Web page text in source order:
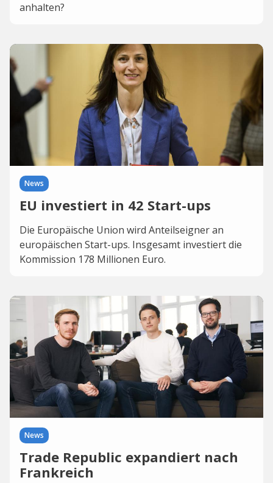
anhalten?
News
EU investiert in 42 Start-ups
Die Europäische Union wird Anteilseigner an
europäischen Start-ups. Insgesamt investiert die
Kommission 178 Millionen Euro.
News
Trade Republic expandiert nach
Frankreich